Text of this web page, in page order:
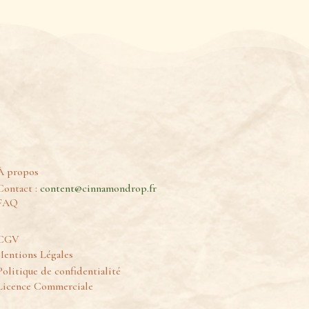
propos
: content@cinnamondrop.fr
Légales
de confidentialité
Commerciale